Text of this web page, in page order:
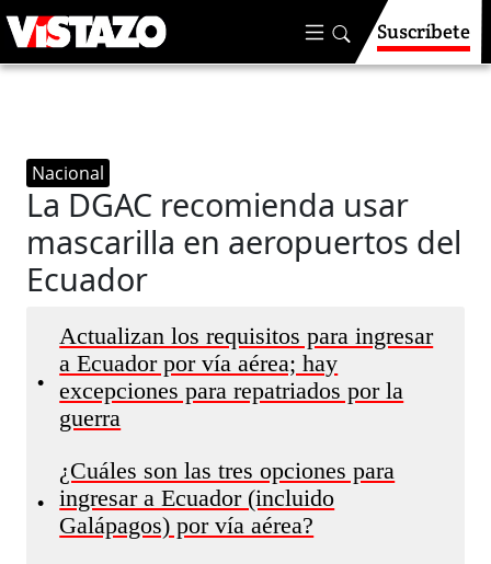
Suscríbete
Nacional
La DGAC recomienda usar
mascarilla en aeropuertos del
Ecuador
•
Actualizan los requisitos para ingresar
a Ecuador por vía aérea; hay
excepciones para repatriados por la
guerra
•
¿Cuáles son las tres opciones para
ingresar a Ecuador (incluido
Galápagos) por vía aérea?